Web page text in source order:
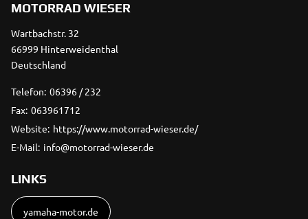
MOTORRAD WIESER
Wartbachstr. 32
66999 Hinterweidenthal
Deutschland
Telefon: 06396 / 232
Fax: 063961712
Website: https://www.motorrad-wieser.de/
E-Mail: info@motorrad-wieser.de
LINKS
yamaha-motor.de